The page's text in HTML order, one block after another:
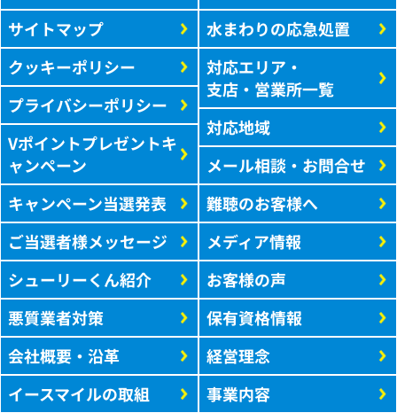
サイトマップ
クッキーポリシー
プライバシーポリシー
Vポイントプレゼントキ
ャンペーン
キャンペーン当選発表
ご当選者様メッセージ
シューリーくん紹介
悪質業者対策
会社概要・沿革
イースマイルの取組
水まわりの応急処置
対応エリア・
支店・営業所一覧
対応地域
メール相談・お問合せ
難聴のお客様へ
メディア情報
お客様の声
保有資格情報
経営理念
事業内容